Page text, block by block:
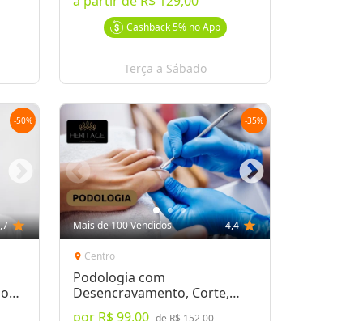
Cashback5%no App
Terça a Sábado
-50%
star
-35%
Mais de 100 Vendidos 4,4 star
location_on Centro
Podologia com
Desencravamento, Corte,
Remoção de Calos e Mais
por R$ 99,00